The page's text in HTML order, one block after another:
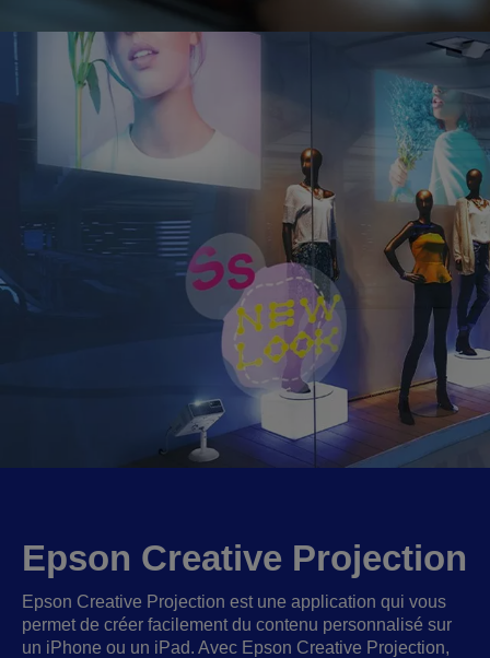
Epson Creative Projection
Epson Creative Projection est une application qui vous
permet de créer facilement du contenu personnalisé sur
un iPhone ou un iPad. Avec Epson Creative Projection,